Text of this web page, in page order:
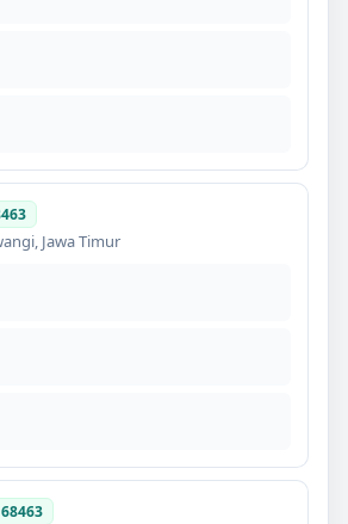
, Jawa Timur
68463